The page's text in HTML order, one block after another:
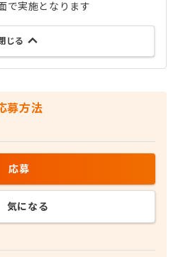
で実施となります
じる
募方法
応募
気になる